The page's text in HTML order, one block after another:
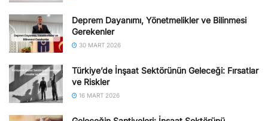
Deprem Dayanımı, Yönetmelikler ve Bilinmesi
Gerekenler
30 MART 2026
Türkiye’de İnşaat Sektörünün Geleceği: Fırsatlar
ve Riskler
16 MART 2026